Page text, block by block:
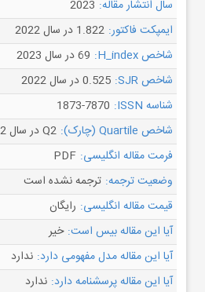
سال انتشار مقاله: 2023
ایمپکت فاکتور: 1.822 در سال 2022
شاخص H_index:
69 در سال 2023
شاخص SJR:
0.525 در سال 2022
شناسه ISSN:
1873-7870
شاخص Quartile (چارک):
Q2 در سال 2022
فرمت مقاله انگلیسی: PDF
وضعیت ترجمه: ترجمه نشده است
قیمت مقاله انگلیسی: رایگان
آیا این مقاله بیس است: خیر
آیا این مقاله مدل مفهومی دارد: ندارد
آیا این مقاله پرسشنامه دارد: ندارد